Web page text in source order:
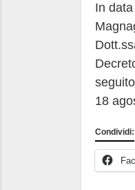
In
18
Condividi: